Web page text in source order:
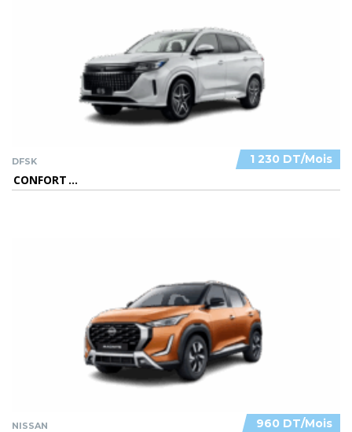
1 230 DT/Mois
DFSK
CONFORT ...
960 DT/Mois
NISSAN